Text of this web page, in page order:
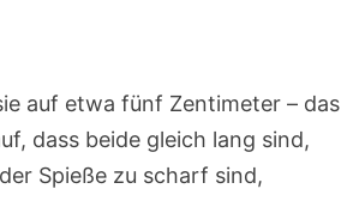
auf etwa fünf Zentimeter – das
dass beide gleich lang sind,
Spieße zu scharf sind,